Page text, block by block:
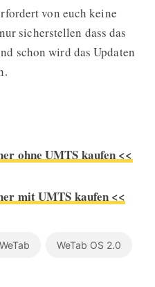
von euch keine
sicherstellen dass das
schon wird das Updaten
ohne UMTS kaufen <<
mit UMTS kaufen <<
WeTab WeTab OS 2.0